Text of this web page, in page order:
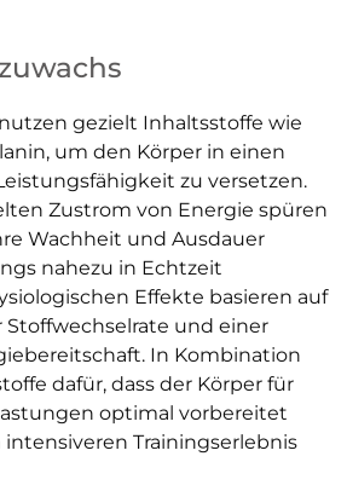
gezielt Inhaltsstoffe wie
um den Körper in einen
zu versetzen.
Zustrom von Energie spüren
Wachheit und Ausdauer
nahezu in Echtzeit
Effekte basieren auf
und einer
In Kombination
dafür, dass der Körper für
optimal vorbereitet
intensiveren Trainingserlebnis